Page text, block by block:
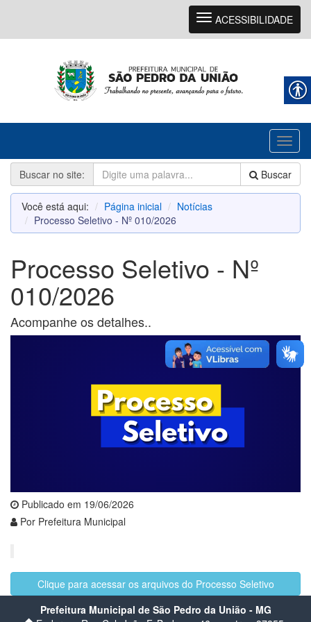
Navegação
ACESSIBILIDADE
Buscar no site:
Buscar
Você está aqui: Página inicial
Notícias
Processo Seletivo - Nº 010/2026
Processo Seletivo - Nº
010/2026
Acompanhe os detalhes..
Publicado em 19/06/2026
Por Prefeitura Municipal
Clique para acessar os arquivos do Processo Seletivo
Prefeitura Municipal de São Pedro da União - MG